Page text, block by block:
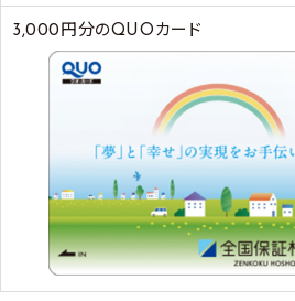
3,000円分のQUOカード